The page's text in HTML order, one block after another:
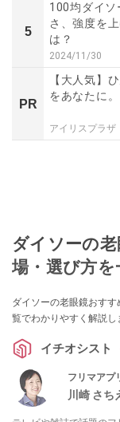
5
100均ダイソ
さ、強度を
は？
2024/11/30
PR
【大人気】
をあなたに。
アイリスプラザ
ダイソーの
場・選び方を
ダイソーの老眼鏡おす
覧でわかりやすく解説し
イチオシスト
フリマアプ
川崎 さち